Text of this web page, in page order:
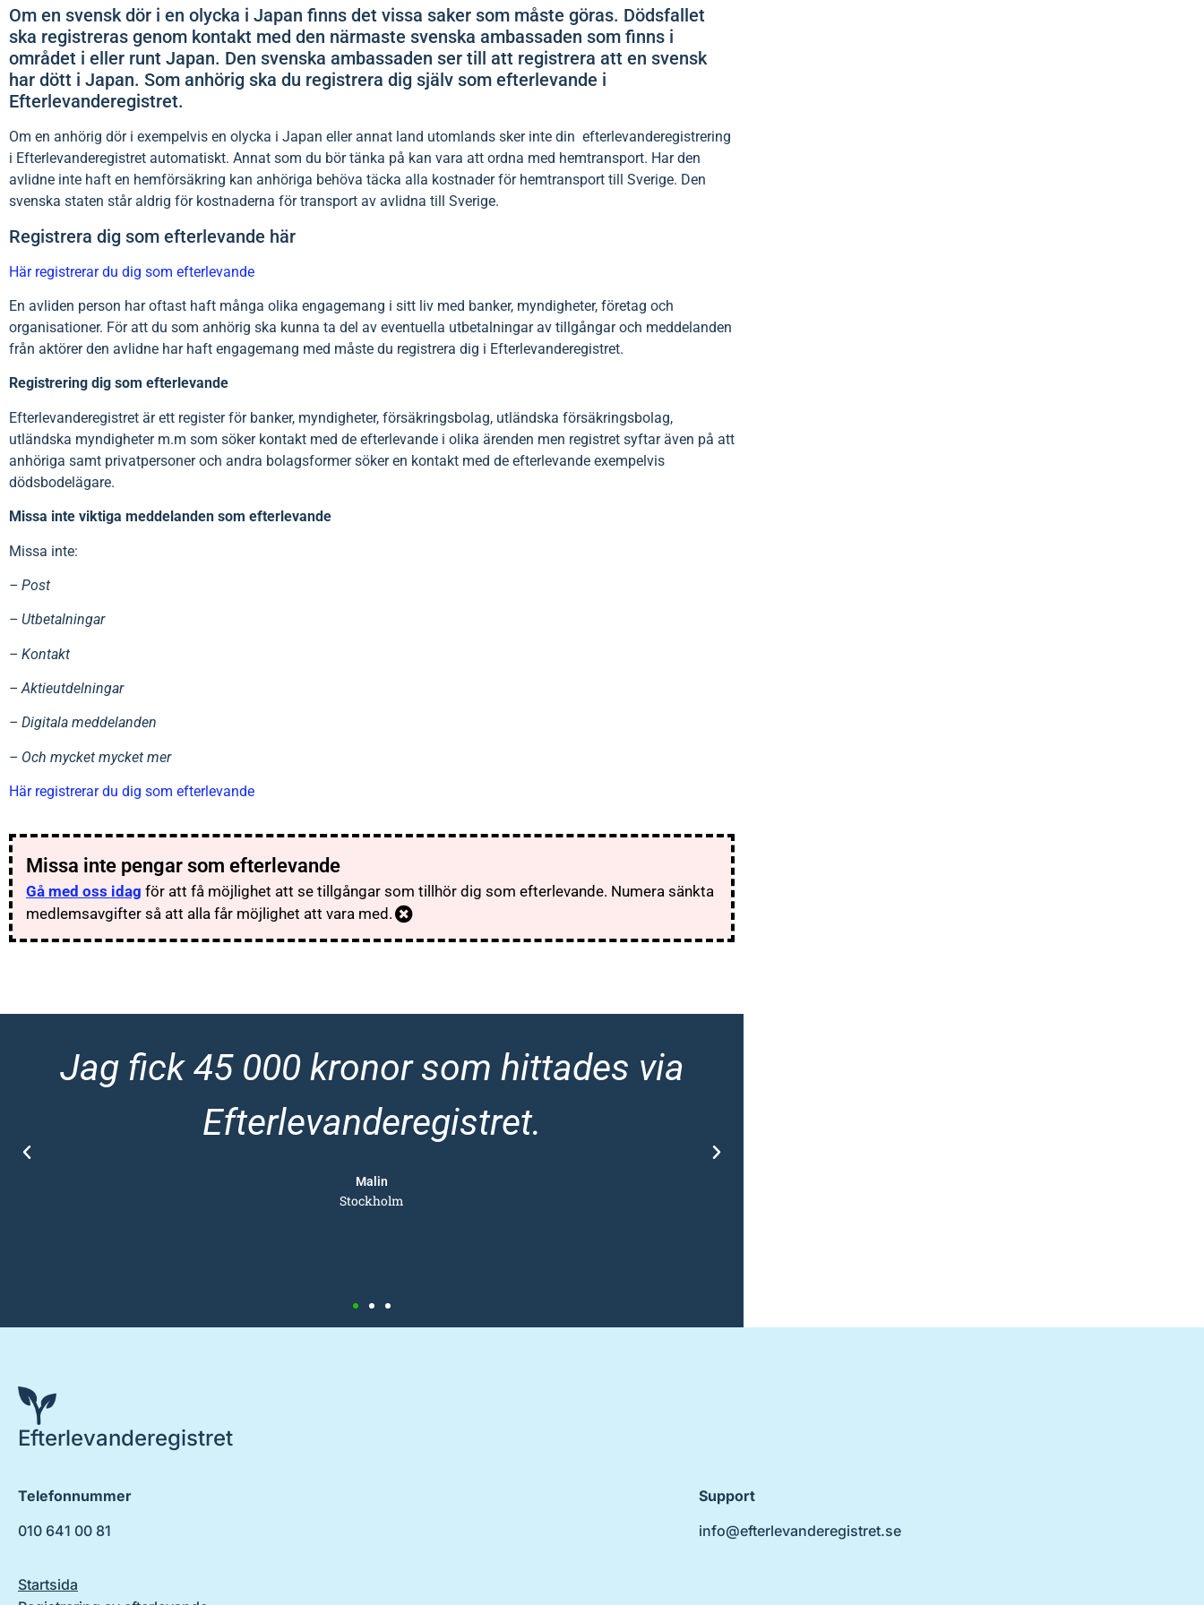
Om en svensk dör i en olycka i Japan finns det vissa saker som måste göras. Dödsfallet
ska registreras genom kontakt med den närmaste svenska ambassaden som finns i
området i eller runt Japan. Den svenska ambassaden ser till att registrera att en svensk
har dött i Japan. Som anhörig ska du registrera dig själv som efterlevande i
Efterlevanderegistret.
Om en anhörig dör i exempelvis en olycka i Japan eller annat land utomlands sker inte din efterlevanderegistrering
i Efterlevanderegistret automatiskt. Annat som du bör tänka på kan vara att ordna med hemtransport. Har den
avlidne inte haft en hemförsäkring kan anhöriga behöva täcka alla kostnader för hemtransport till Sverige. Den
svenska staten står aldrig för kostnaderna för transport av avlidna till Sverige.
Registrera dig som efterlevande här
Här registrerar du dig som efterlevande
En avliden person har oftast haft många olika engagemang i sitt liv med banker, myndigheter, företag och
organisationer. För att du som anhörig ska kunna ta del av eventuella utbetalningar av tillgångar och meddelanden
från aktörer den avlidne har haft engagemang med måste du registrera dig i Efterlevanderegistret.
Registrering dig som efterlevande
Efterlevanderegistret är ett register för banker, myndigheter, försäkringsbolag, utländska försäkringsbolag,
utländska myndigheter m.m som söker kontakt med de efterlevande i olika ärenden men registret syftar även på att
anhöriga samt privatpersoner och andra bolagsformer söker en kontakt med de efterlevande exempelvis
dödsbodelägare.
Missa inte viktiga meddelanden som efterlevande
Missa inte:
– Post
– Utbetalningar
– Kontakt
– Aktieutdelningar
– Digitala meddelanden
– Och mycket mycket mer
Här registrerar du dig som efterlevande
Missa inte pengar som efterlevande
Gå med oss idag för att få möjlighet att se tillgångar som tillhör dig som efterlevande. Numera sänkta
medlemsavgifter så att alla får möjlighet att vara med.
Jag fick 45 000 kronor som hittades via
Efterlevanderegistret.
Malin
Stockholm
Efterlevanderegistret
Telefonnummer
010 641 00 81
Support
info@efterlevanderegistret.se
Startsida